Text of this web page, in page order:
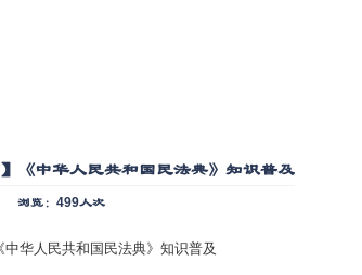
】《中华人民共和国民法典》知识普及
浏览：499人次
中华人民共和国民法典》知识普及